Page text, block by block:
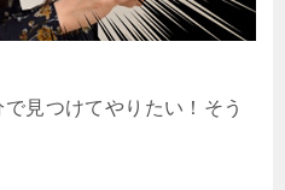
見つけてやりたい！そう